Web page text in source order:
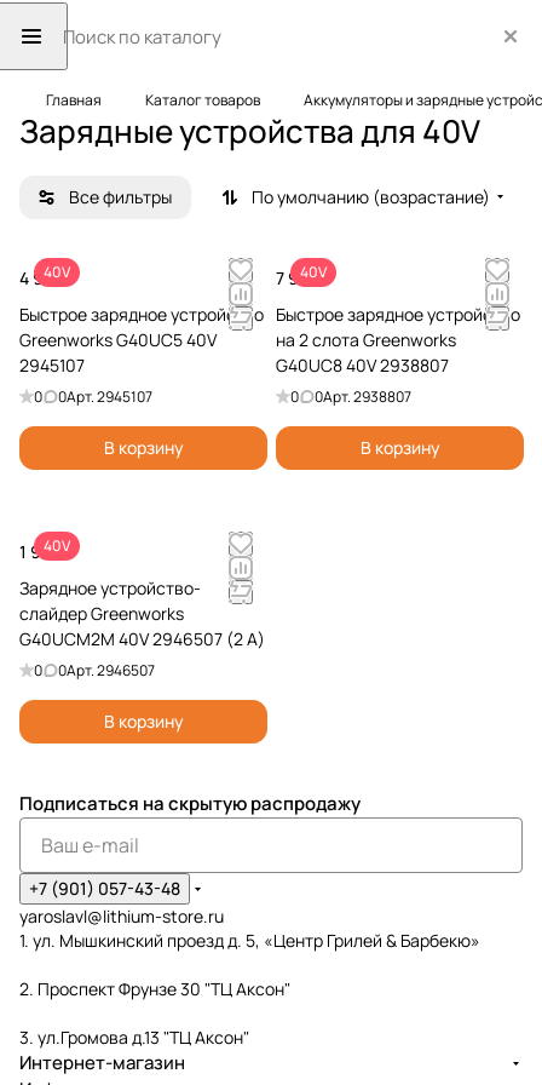
Главная Каталог товаров Аккумуляторы и зарядные
Зарядные устройства для 40V
Все фильтры По умолчанию (возрастание)
40V
4 990 ₽
Быстрое зарядное устройство
Greenworks G40UC5 40V
2945107
0 0Арт.2945107
В корзину
40V
7 990 ₽
Быстрое зарядное устройство
на 2 слота Greenworks
G40UC8 40V 2938807
0 0Арт.2938807
В корзину
40V
1 990 ₽
Зарядное устройство-
слайдер Greenworks
G40UCM2M 40V 2946507 (2 A)
0 0Арт.2946507
В корзину
Подписаться на скрытую распродажу
+7 (901) 057-43-48
yaroslavl@lithium-store.ru
1. ул. Мышкинский проезд д. 5, «Центр Грилей & Барбекю»
2. Проспект Фрунзе 30 "ТЦ Аксон"
3. ул.Громова д.13 "ТЦ Аксон"
Интернет-магазин